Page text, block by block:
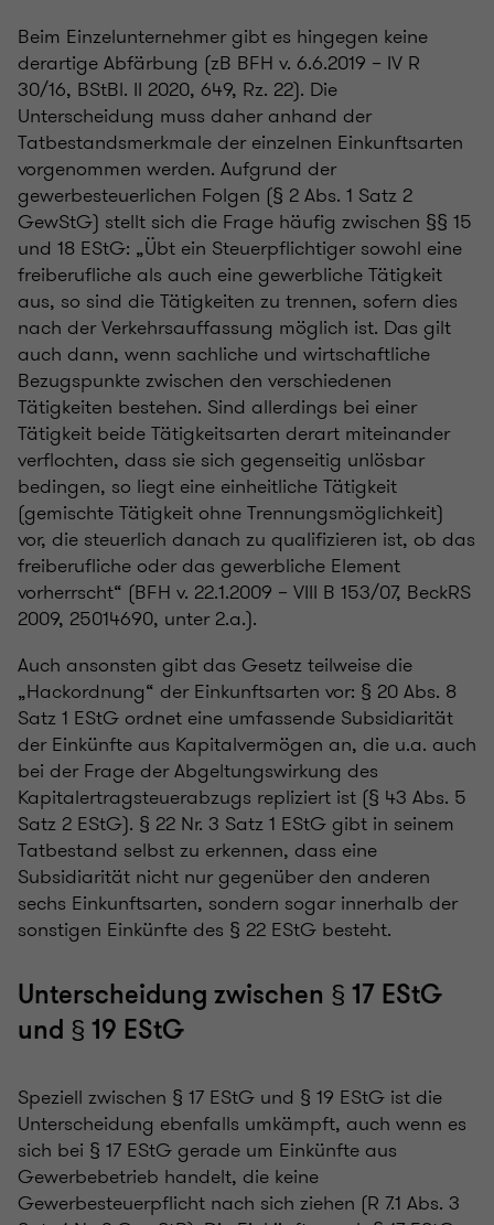
Beim Einzelunternehmer gibt es hingegen keine
derartige Abfärbung (zB BFH v. 6.6.2019 – IV R
30/16, BStBl. II 2020, 649, Rz. 22). Die
Unterscheidung muss daher anhand der
Tatbestandsmerkmale der einzelnen Einkunftsarten
vorgenommen werden. Aufgrund der
gewerbesteuerlichen Folgen (§ 2 Abs. 1 Satz 2
GewStG) stellt sich die Frage häufig zwischen §§ 15
und 18 EStG: „Übt ein Steuerpflichtiger sowohl eine
freiberufliche als auch eine gewerbliche Tätigkeit
aus, so sind die Tätigkeiten zu trennen, sofern dies
nach der Verkehrsauffassung möglich ist. Das gilt
auch dann, wenn sachliche und wirtschaftliche
Bezugspunkte zwischen den verschiedenen
Tätigkeiten bestehen. Sind allerdings bei einer
Tätigkeit beide Tätigkeitsarten derart miteinander
verflochten, dass sie sich gegenseitig unlösbar
bedingen, so liegt eine einheitliche Tätigkeit
(gemischte Tätigkeit ohne Trennungsmöglichkeit)
vor, die steuerlich danach zu qualifizieren ist, ob das
freiberufliche oder das gewerbliche Element
vorherrscht“ (BFH v. 22.1.2009 – VIII B 153/07, BeckRS
2009, 25014690, unter 2.a.).
Auch ansonsten gibt das Gesetz teilweise die
„Hackordnung“ der Einkunftsarten vor: § 20 Abs. 8
Satz 1 EStG ordnet eine umfassende Subsidiarität
der Einkünfte aus Kapitalvermögen an, die u.a. auch
bei der Frage der Abgeltungswirkung des
Kapitalertragsteuerabzugs repliziert ist (§ 43 Abs. 5
Satz 2 EStG). § 22 Nr. 3 Satz 1 EStG gibt in seinem
Tatbestand selbst zu erkennen, dass eine
Subsidiarität nicht nur gegenüber den anderen
sechs Einkunftsarten, sondern sogar innerhalb der
sonstigen Einkünfte des § 22 EStG besteht.
Unterscheidung zwischen § 17 EStG
und § 19 EStG
Speziell zwischen § 17 EStG und § 19 EStG ist die
Unterscheidung ebenfalls umkämpft, auch wenn es
sich bei § 17 EStG gerade um Einkünfte aus
Gewerbebetrieb handelt, die keine
Gewerbesteuerpflicht nach sich ziehen (R 7.1 Abs. 3